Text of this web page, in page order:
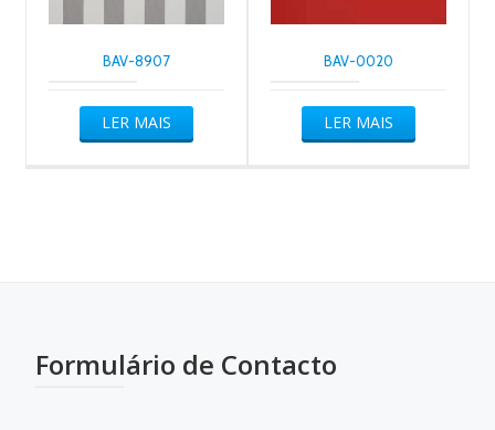
BAV-8907
LER MAIS
BAV-0020
LER MAIS
Formulário de Contacto